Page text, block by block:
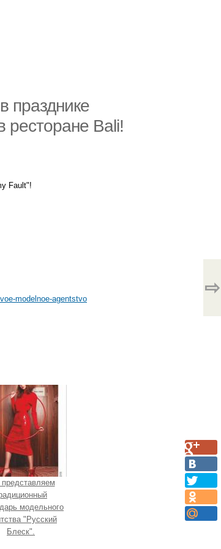
празднике
ресторане Bali!
Fault"!
modelnoe-agentstvo
⇨
модельного
"Русский
Блеск".